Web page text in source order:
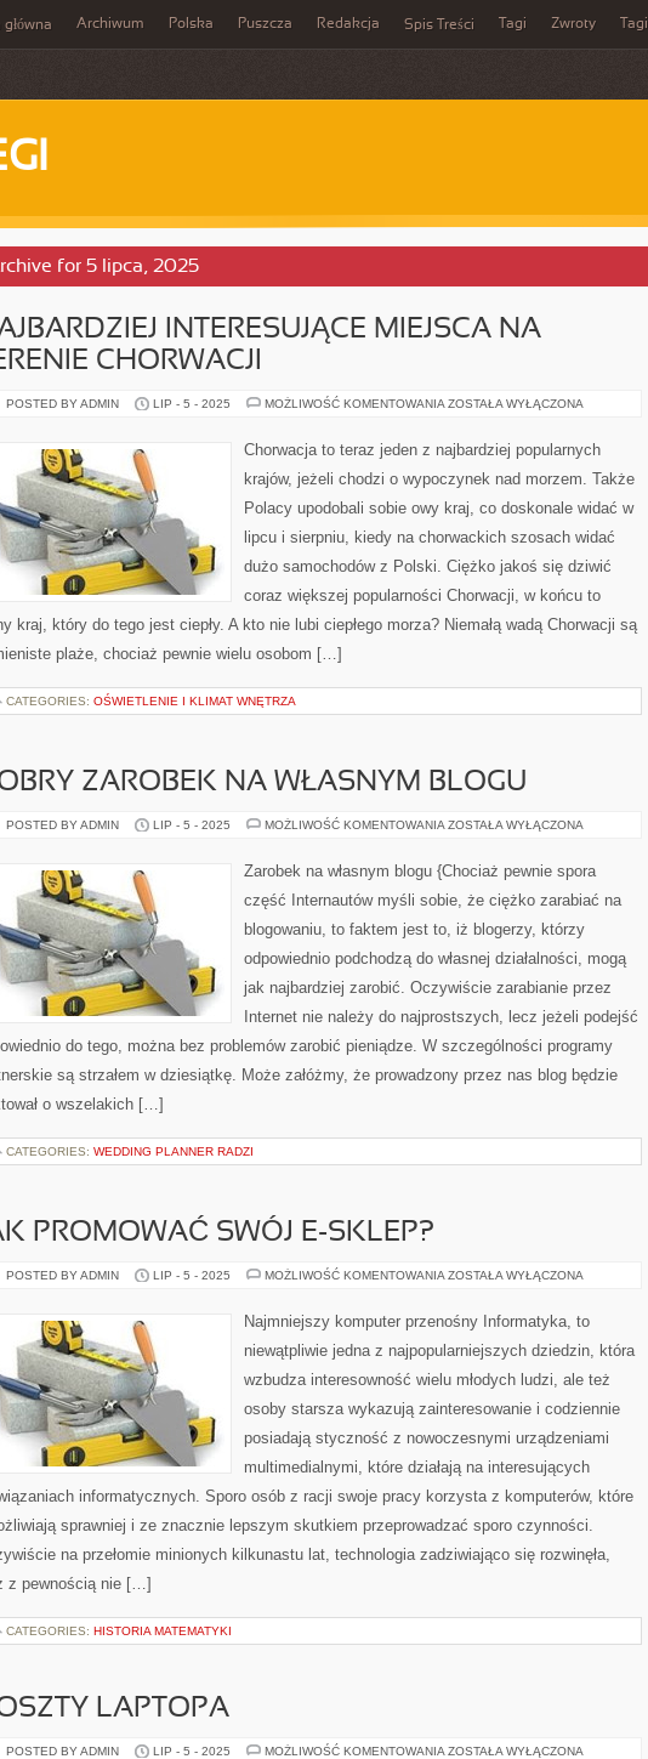
Archiwum Polska Puszcza Redakcja Spis Treści Tagi Zwroty Tagi
for 5 lipca, 2025
INTERESUJĄCE MIEJSCA NA
CHORWACJI
POSTED BY ADMIN LIP - 5 - 2025 MOŻLIWOŚĆ KOMENTOWANIA NAJBARDZIEJ
NA
TERENIE
ZOSTAŁA WYŁĄCZONA
Chorwacja to teraz jeden z najbardziej popularnych
krajów, jeżeli chodzi o wypoczynek nad morzem. Także
Polacy upodobali sobie owy kraj, co doskonale widać w
lipcu i sierpniu, kiedy na chorwackich szosach widać
dużo samochodów z Polski. Ciężko jakoś się dziwić
coraz większej popularności Chorwacji, w końcu to
kraj, który do tego jest ciepły. A kto nie lubi ciepłego morza? Niemałą wadą Chorwacji są
plaże, chociaż pewnie wielu osobom […]
CATEGORIES: OŚWIETLENIE I KLIMAT WNĘTRZA
ZAROBEK NA WŁASNYM BLOGU
POSTED BY ADMIN LIP - 5 - 2025 MOŻLIWOŚĆ KOMENTOWANIA DOBRY
WŁASNYM
BLOGU
ZOSTAŁA WYŁĄCZONA
Zarobek na własnym blogu {Chociaż pewnie spora
część Internautów myśli sobie, że ciężko zarabiać na
blogowaniu, to faktem jest to, iż blogerzy, którzy
odpowiednio podchodzą do własnej działalności, mogą
jak najbardziej zarobić. Oczywiście zarabianie przez
Internet nie należy do najprostszych, lecz jeżeli podejść
do tego, można bez problemów zarobić pieniądze. W szczególności programy
są strzałem w dziesiątkę. Może załóżmy, że prowadzony przez nas blog będzie
o wszelakich […]
CATEGORIES: WEDDING PLANNER RADZI
PROMOWAĆ SWÓJ E-SKLEP?
POSTED BY ADMIN LIP - 5 - 2025 MOŻLIWOŚĆ KOMENTOWANIA JAK
E-
SKLEP?
ZOSTAŁA WYŁĄCZONA
Najmniejszy komputer przenośny Informatyka, to
niewątpliwie jedna z najpopularniejszych dziedzin, która
wzbudza interesowność wielu młodych ludzi, ale też
osoby starsza wykazują zainteresowanie i codziennie
posiadają styczność z nowoczesnymi urządzeniami
multimedialnymi, które działają na interesujących
informatycznych. Sporo osób z racji swoje pracy korzysta z komputerów, które
sprawniej i ze znacznie lepszym skutkiem przeprowadzać sporo czynności.
na przełomie minionych kilkunastu lat, technologia zadziwiająco się rozwinęła,
z pewnością nie […]
CATEGORIES: HISTORIA MATEMATYKI
LAPTOPA
POSTED BY ADMIN LIP - 5 - 2025 MOŻLIWOŚĆ KOMENTOWANIA KOSZTY
ZOSTAŁA WYŁĄCZONA